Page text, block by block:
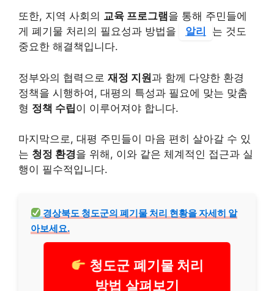
또한, 지역 사회의 교육 프로그램을 통해 주민들에
게 폐기물 처리의 필요성과 방법을
알리
는 것도
중요한 해결책입니다.
정부와의 협력으로 재정 지원과 함께 다양한 환경
정책을 시행하여, 대평의 특성과 필요에 맞는 맞춤
형 정책 수립이 이루어져야 합니다.
마지막으로, 대평 주민들이 마음 편히 살아갈 수 있
는 청정 환경을 위해, 이와 같은 체계적인 접근과 실
행이 필수적입니다.
경상북도 청도군의 폐기물 처리 현황을 자세히 알
아보세요.
청도군 폐기물 처리
방법 살펴보기